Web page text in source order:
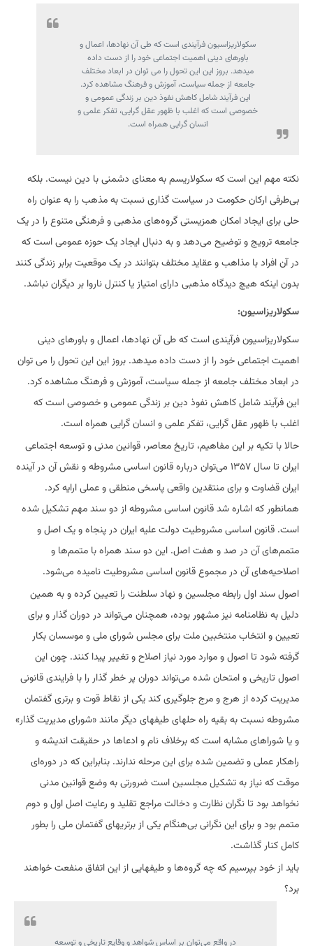
سکولاریزاسیون فرآیندی است که طی آن نهادها، اعمال و
باورهای دینی اهمیت اجتماعی خود را از دست داده
میدهد. بروز این این تحول را می توان در ابعاد مختلف
جامعه از جمله سیاست، آموزش و فرهنگ مشاهده کرد.
این فرآیند شامل کاهش نفوذ دین بر زندگی عمومی و
خصوصی است که اغلب با ظهور عقل گرایی، تفکر علمی و
انسان گرایی همراه است.
نکته مهم این است که سکولاریسم به معنای دشمنی با دین نیست. بلکه
بی‌طرفی ارکان حکومت در سیاست گذاری نسبت به مذهب را به عنوان راه
حلی برای ایجاد امکان همزیستی گروه‌های مذهبی و فرهنگی متنوع را در یک
جامعه ترویج و توضیح می‌دهد و به دنبال ایجاد یک حوزه عمومی است که
در آن افراد با مذاهب و عقاید مختلف بتوانند در یک موقعیت برابر زندگی کنند
بدون اینکه هیچ دیدگاه مذهبی دارای امتیاز یا کنترل ناروا بر دیگران نباشد.
سکولاریزاسیون:
سکولاریزاسیون فرآیندی است که طی آن نهادها، اعمال و باورهای دینی
اهمیت اجتماعی خود را از دست داده میدهد. بروز این این تحول را می توان
در ابعاد مختلف جامعه از جمله سیاست، آموزش و فرهنگ مشاهده کرد.
این فرآیند شامل کاهش نفوذ دین بر زندگی عمومی و خصوصی است که
اغلب با ظهور عقل گرایی، تفکر علمی و انسان گرایی همراه است.
حالا با تکیه بر این مفاهیم، تاریخ معاصر، قوانین مدنی و توسعه اجتماعی
ایران تا سال ۱۳۵۷ می‌توان درباره قانون اساسی مشروطه و نقش آن در آینده
ایران قضاوت و برای منتقدین واقعی پاسخی منطقی و عملی ارایه کرد.
همانطور که اشاره شد قانون اساسی مشروطه از دو سند مهم تشکیل شده
است. قانون اساسی مشروطیت دولت علیه ایران در پنجاه و یک اصل و
متمم‌های آن در صد و هفت اصل. این دو سند همراه با متمم‌ها و
اصلاحیه‌های آن در مجموع قانون اساسی مشروطیت نامیده می‌شود.
اصول سند اول رابطه مجلسین و نهاد سلطنت را تعیین کرده و به همین
دلیل به نظامنامه نیز مشهور بوده، همچنان می‌تواند در دوران گذار و برای
تعیین و انتخاب منتخبین ملت برای مجلس شورای ملی و موسسان بکار
گرفته شود تا اصول و موارد مورد نیاز اصلاح و تغییر پیدا کنند. چون این
اصول تاریخی و امتحان شده می‌تواند دوران پر خطر گذار را با فرایندی قانونی
مدیریت کرده از هرج و مرج جلوگیری کند یکی از نقاط قوت و برتری گفتمان
مشروطه نسبت به بقیه راه حلهای طیفهای دیگر مانند «شورای مدیریت گذار»
و یا شوراهای مشابه است که برخلاف نام و ادعاها در حقیقت اندیشه و
راهکار عملی و تضمین شده برای این مرحله ندارند. بنابراین که در دوره‌ای
موقت که نیاز به تشکیل مجلسین است ضرورتی به وضع قوانین مدنی
نخواهد بود تا نگران نظارت و دخالت مراجع تقلید و رعایت اصل اول و دوم
متمم بود و برای این نگرانی بی‌هنگام یکی از برتریهای گفتمان ملی را بطور
کامل کنار گذاشت.
باید از خود بپرسیم که چه گروه‌ها و طیفهایی از این اتفاق منفعت خواهند
برد؟
در واقع می‌توان بر اساس شواهد و وقایع تاریخی و توسعه